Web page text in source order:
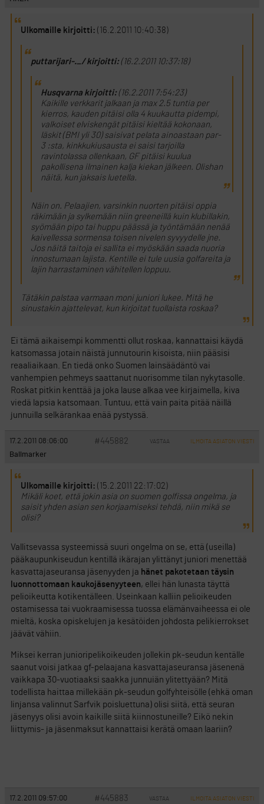
Ulkomaille kirjoitti: (16.2.2011 10:40:38)
puttarijari-._/ kirjoitti:(16.2.2011 10:37:18)
Husqvarna kirjoitti:(16.2.2011 7:54:23)
Kaikille verkkarit jalkaan ja max 2.5 tuntia per
kierros, kauden pitäisi olla 4 kuukautta pidempi,
valkoiset elviskengät pitäisi kieltää kokonaan,
läskit (BMI yli 30) saisivat pelata ainoastaan par-
3 :sta, kinkkukiusausta ei saisi tarjoilla
ravintolassa ollenkaan, GF pitäisi kuulua
pakollisena ilmainen kalja kiekan jälkeen. Olishan
näitä, kun jaksais luetella.
Näin on. Pelaajien, varsinkin nuorten pitäisi oppia
räkimään ja sylkemään niin greeneillä kuin klubillakin,
syömään pipo tai huppu päässä ja työntämään nenää
kaivellessa sormensa toisen nivelen syvyydelle jne.
Jos näitä taitoja ei sallita ei myöskään saada nuoria
innostumaan lajista. Kentille ei tule uusia golfareita ja
lajin harrastaminen vähitellen loppuu.
Tätäkin palstaa varmaan moni juniori lukee. Mitä he
sinustakin ajattelevat, kun kirjoitat tuollaista roskaa?
Ei tämä aikaisempi kommentti ollut roskaa, kannattaisi käydä
katsomassa jotain näistä junnutourin kisoista, niin pääsisi
reaaliaikaan. En tiedä onko Suomen lainsäädäntö vai
vanhempien pehmeys saattanut nuorisomme tilan nykytasolle.
Roskat pitkin kenttää ja joka lause alkaa vee kirjaimella, kiva
viedä lapsia katsomaan. Tuntuu, että vain paita pitää näillä
junnuilla selkärankaa enää pystyssä.
17.2.2011 08:06:00 #445882 VASTAA ILMOITA ASIATON VIESTI
Ballmarker
Ulkomaille kirjoitti: (15.2.2011 22:17:02)
Mikäli koet, että jokin asia on suomen golfissa ongelma, ja
saisit yhden asian sen korjaamiseksi tehdä, niin mikä se
olisi?
Vallitsevassa systeemissä suuri ongelma on se, että (useilla)
pääkaupunkiseudun kentillä ikärajan ylittänyt juniori menettää
kasvattajaseuransa jäsenyyden ja hänet pakotetaan täysin
luonnottomaan kaukojäsenyyteen, ellei hän lunasta täyttä
pelioikeutta kotikentälleen. Useinkaan kalliin pelioikeuden
ostamisessa tai vuokraamisessa tuossa elämänvaiheessa ei ole
mieltä, koska opiskelujen ja kesätöiden johdosta pelikierrokset
jäävät vähiin.
Miksei kerran junioripelikoikeuden jollekin pk-seudun kentälle
saanut voisi jatkaa gf-pelaajana kasvattajaseuransa jäsenenä
vaikkapa 30-vuotiaaksi saakka junnuiän ylitettyään? Mitä
todellista haittaa millekään pk-seudun golfyhteisölle (ehkä oman
linjansa valinnut Sarfvik poisluettuna) olisi siitä, että seuran
jäsenyys olisi avoin kaikille siitä kiinnostuneille? Eikö nekin
liittymis- ja jäsenmaksut kannattaisi kerätä omaan laariin?
17.2.2011 09:57:00 #445883 VASTAA ILMOITA ASIATON VIESTI